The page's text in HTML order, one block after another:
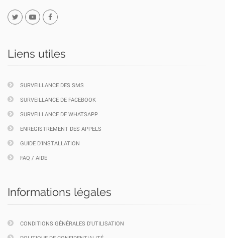
Liens utiles
SURVEILLANCE DES SMS
SURVEILLANCE DE FACEBOOK
SURVEILLANCE DE WHATSAPP
ENREGISTREMENT DES APPELS
GUIDE D'INSTALLATION
FAQ / AIDE
Informations légales
CONDITIONS GÉNÉRALES D'UTILISATION